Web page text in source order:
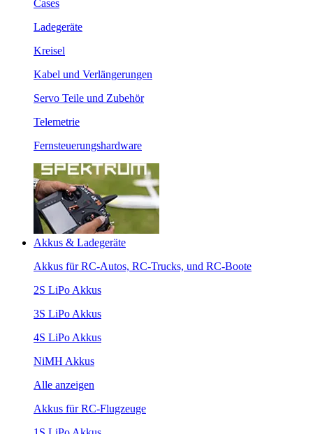
Cases
Ladegeräte
Kreisel
Kabel und Verlängerungen
Servo Teile und Zubehör
Telemetrie
Fernsteuerungshardware
Akkus & Ladegeräte
Akkus für RC-Autos, RC-Trucks, und RC-Boote
2S LiPo Akkus
3S LiPo Akkus
4S LiPo Akkus
NiMH Akkus
Alle anzeigen
Akkus für RC-Flugzeuge